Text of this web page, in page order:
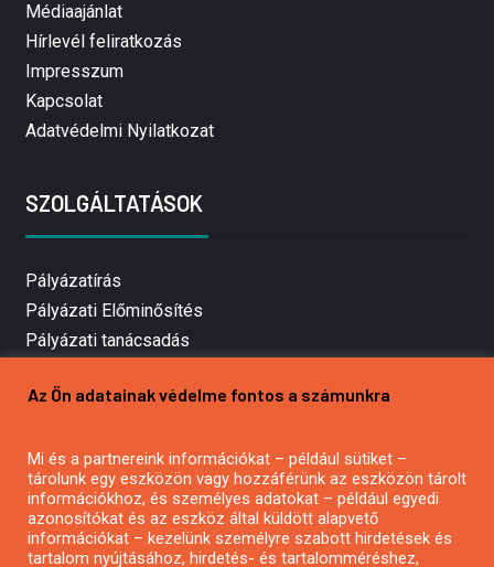
Médiaajánlat
Hírlevél feliratkozás
Impresszum
Kapcsolat
Adatvédelmi Nyilatkozat
SZOLGÁLTATÁSOK
Pályázatírás
Pályázati Előminősítés
Pályázati tanácsadás
Mezőgazdasági pályázatírás
Pályázatírás civil szervezeteknek
Pályázatírás önkormányzatoknak
Pályázatfigyelés
Specifikus pályázatfigyelés vagy hírlevél
Az Ön adatainak védelme fontos a számunkra
Mi és a partnereink információkat – például sütiket –
tárolunk egy eszközön vagy hozzáférünk az eszközön tárolt
információkhoz, és személyes adatokat – például egyedi
azonosítókat és az eszköz által küldött alapvető
információkat – kezelünk személyre szabott hirdetések és
tartalom nyújtásához, hirdetés- és tartalomméréshez,